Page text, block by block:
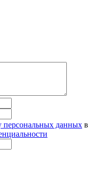
персональных данных в